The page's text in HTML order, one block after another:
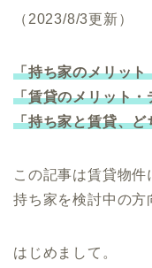
（2023/8/3更新）
「持ち家のメリッ
「賃貸のメリット
「持ち家と賃貸、ど
この記事は賃貸物件
持ち家を検討中の方
はじめまして。